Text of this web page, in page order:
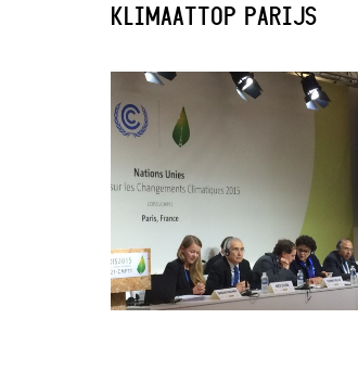
KLIMAATTOP PARIJS